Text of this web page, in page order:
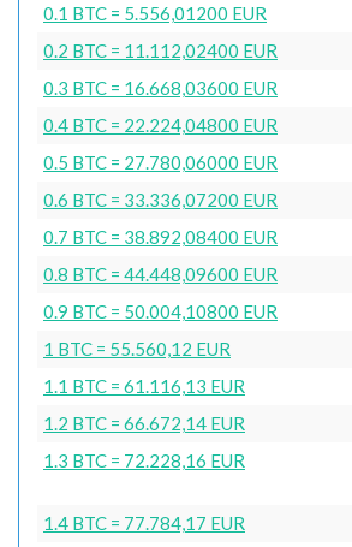
0.1 BTC = 5.556,01200 EUR
0.2 BTC = 11.112,02400 EUR
0.3 BTC = 16.668,03600 EUR
0.4 BTC = 22.224,04800 EUR
0.5 BTC = 27.780,06000 EUR
0.6 BTC = 33.336,07200 EUR
0.7 BTC = 38.892,08400 EUR
0.8 BTC = 44.448,09600 EUR
0.9 BTC = 50.004,10800 EUR
1 BTC = 55.560,12 EUR
1.1 BTC = 61.116,13 EUR
1.2 BTC = 66.672,14 EUR
1.3 BTC = 72.228,16 EUR
1.4 BTC = 77.784,17 EUR